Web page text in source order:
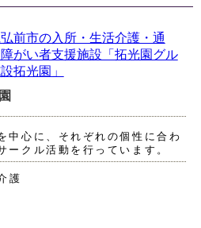
中心に、それぞれの個性に合わ
ークル活動を行っています。